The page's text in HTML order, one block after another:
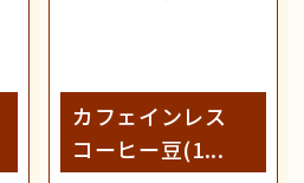
カフェインレス
コーヒー豆(1...